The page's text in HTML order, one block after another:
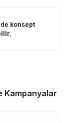
konsept
Kampanyalar